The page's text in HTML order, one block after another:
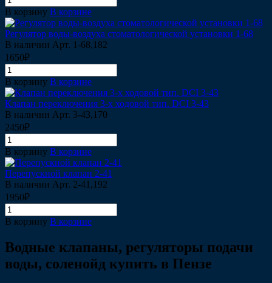
В корзину В корзине
Регулятор воды-воздуха стоматологической установки 1-68
В наличии Арт. 1-68,182
1650₽
В корзину В корзине
Клапан переключения 3-х ходовой тип. DCI 3-43
В наличии Арт. 3-43,170
2450₽
В корзину В корзине
Перепускной клапан 2-41
В наличии Арт. 2-41,192
1950₽
В корзину В корзине
Водные клапаны, регуляторы подачи
воды, соленойд купить в Пензе